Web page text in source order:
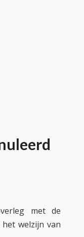
met de
welzijn van